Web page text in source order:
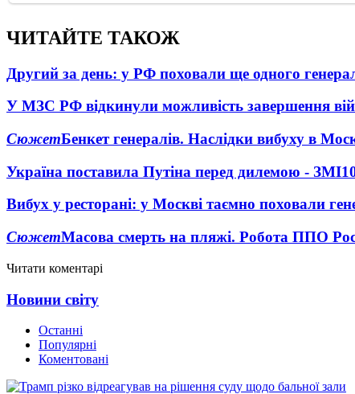
ЧИТАЙТЕ ТАКОЖ
Другий за день: у РФ поховали ще одного
У МЗС РФ відкинули можливість завершення
СюжетБенкет генералів. Наслідки вибуху в
Україна поставила Путіна перед дилемою - ЗМІ
Вибух у ресторані: у Москві таємно поховали
СюжетМасова смерть на пляжі. Робота ППО
Читати коментарі
Новини світу
Останні
Популярні
Коментовані